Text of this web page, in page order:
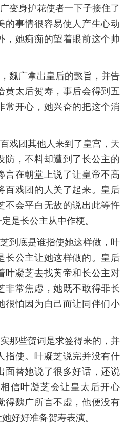
变身护花使者一下子接住了
的事情很容易使人产生心动
，她痴痴的望着眼前这个帅
魏广拿出皇后的懿旨，并告
黄太后贺寿，事后会得到五
常开心，她兴奋的把这个消
戏团其他人来到了皇宫，天
防，不料却遭到了长公主的
言在朝堂上说了让皇帝不高
百戏团的人关了起来。皇后
不会平白无故的说出此等忤
是长公主从中作梗。
到底是谁指使她这样做，叶
长公主让她这样做的。皇后
叶凝芝去找黄帝和长公主对
非常焦虑，她既不敢得罪长
很怕因为自己而让同伴们小
那些贺词是求签得来的，并
指使。叶凝芝说完并没有什
面替她说了很多好话，还说
信叶凝芝会让皇太后开心
得魏广所言不虚，他便没有
好好准备贺寿表演。